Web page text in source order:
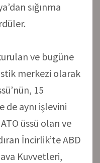
sığınma
ve bugüne
merkezi olarak
15
de aynı işlevini
üssü olan ve
İncirlik’te ABD
Kuvvetleri,